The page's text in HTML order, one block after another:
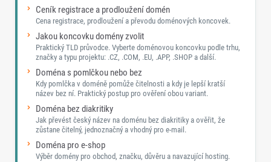
Ceník registrace a prodloužení domén
Cena registrace, prodloužení a převodu doménových koncovek.
Jakou koncovku domény zvolit
Praktický TLD průvodce. Vyberte doménovou koncovku podle trhu,
značky a typu projektu: .CZ, .COM, .EU, .APP, .SHOP a další.
Doména s pomlčkou nebo bez
Kdy pomlčka v doméně pomůže čitelnosti a kdy je lepší kratší
název bez ní. Praktický postup pro ověření obou variant.
Doména bez diakritiky
Jak převést český název na doménu bez diakritiky a ověřit, že
zůstane čitelný, jednoznačný a vhodný pro e-mail.
Doména pro e-shop
Výběr domény pro obchod, značku, důvěru a navazující hosting.